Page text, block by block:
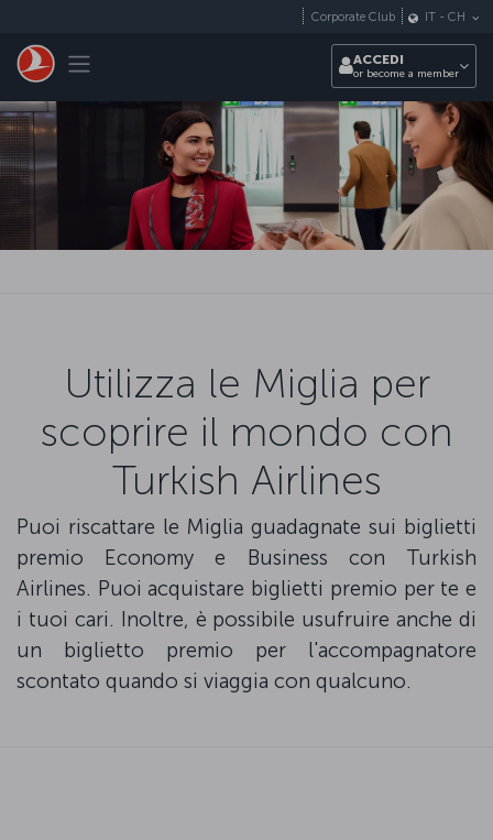
Toggle navigation
Corporate Club IT - CH
ACCEDI
or become a member
Utilizza le Miglia per
scoprire il mondo con
Turkish Airlines
Puoi riscattare le Miglia guadagnate sui biglietti
premio Economy e Business con Turkish
Airlines. Puoi acquistare biglietti premio per te e
i tuoi cari. Inoltre, è possibile usufruire anche di
un biglietto premio per l'accompagnatore
scontato quando si viaggia con qualcuno.